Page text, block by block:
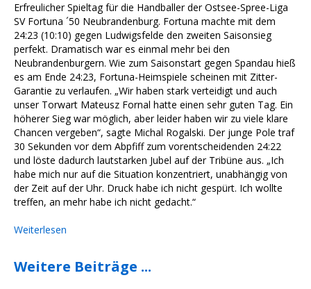
Erfreulicher Spieltag für die Handballer der Ostsee-Spree-Liga
SV Fortuna ´50 Neubrandenburg. Fortuna machte mit dem
24:23 (10:10) gegen Ludwigsfelde den zweiten Saisonsieg
perfekt. Dramatisch war es einmal mehr bei den
Neubrandenburgern. Wie zum Saisonstart gegen Spandau hieß
es am Ende 24:23, Fortuna-Heimspiele scheinen mit Zitter-
Garantie zu verlaufen. „Wir haben stark verteidigt und auch
unser Torwart Mateusz Fornal hatte einen sehr guten Tag. Ein
höherer Sieg war möglich, aber leider haben wir zu viele klare
Chancen vergeben“, sagte Michal Rogalski. Der junge Pole traf
30 Sekunden vor dem Abpfiff zum vorentscheidenden 24:22
und löste dadurch lautstarken Jubel auf der Tribüne aus. „Ich
habe mich nur auf die Situation konzentriert, unabhängig von
der Zeit auf der Uhr. Druck habe ich nicht gespürt. Ich wollte
treffen, an mehr habe ich nicht gedacht.“
Weiterlesen
Weitere Beiträge ...